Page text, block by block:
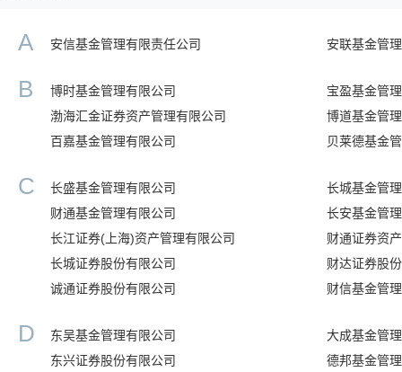
A 安信基金管理有限责任公司 安联基金管
B 博时基金管理有限公司
宝盈基金管
渤海汇金证券资产管理有限公司
博道基金管
百嘉基金管理有限公司
贝莱德基金
C 长盛基金管理有限公司
长城基金管
财通基金管理有限公司
长安基金管
长江证券(上海)资产管理有限公司
财通证券资
长城证券股份有限公司
财达证券股
诚通证券股份有限公司
财信基金管
D 东吴基金管理有限公司
大成基金管
东兴证券股份有限公司
德邦基金管